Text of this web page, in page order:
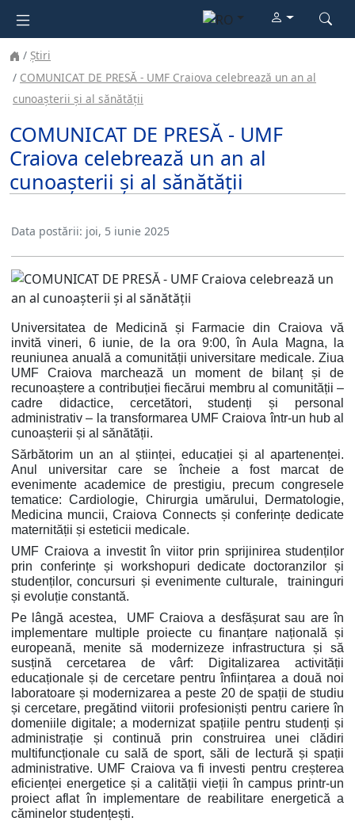
Știri
COMUNICAT DE PRESĂ - UMF Craiova celebrează un an al
cunoașterii și al sănătății
COMUNICAT DE PRESĂ - UMF
Craiova celebrează un an al
cunoașterii și al sănătății
Data postării: joi, 5 iunie 2025
Universitatea de Medicină și Farmacie din Craiova vă
invită vineri, 6 iunie, de la ora 9:00, în Aula Magna, la
reuniunea anuală a comunității universitare medicale. Ziua
UMF Craiova marchează un moment de bilanț și de
recunoaștere a contribuției fiecărui membru al comunității –
cadre didactice, cercetători, studenți și personal
administrativ – la transformarea UMF Craiova într-un hub al
cunoașterii și al sănătății.
Sărbătorim un an al științei, educației și al apartenenței.
Anul universitar care se încheie a fost marcat de
evenimente academice de prestigiu, precum congresele
tematice: Cardiologie, Chirurgia umărului, Dermatologie,
Medicina muncii, Craiova Connects și conferințe dedicate
maternității și esteticii medicale.
UMF Craiova a investit în viitor prin sprijinirea studenților
prin conferințe și workshopuri dedicate doctoranzilor și
studenților, concursuri și evenimente culturale, traininguri
și evoluție constantă.
Pe lângă acestea, UMF Craiova a desfășurat sau are în
implementare multiple proiecte cu finanțare națională și
europeană, menite să modernizeze infrastructura și să
susțină cercetarea de vârf: Digitalizarea activității
educaționale și de cercetare pentru înființarea a două noi
laboratoare și modernizarea a peste 20 de spații de studiu
și cercetare, pregătind viitorii profesioniști pentru cariere în
domeniile digitale; a modernizat spațiile pentru studenți și
administrație și continuă prin construirea unei clădiri
multifuncționale cu sală de sport, săli de lectură și spații
administrative. UMF Craiova va fi investi pentru creșterea
eficienței energetice și a calității vieții în campus printr-un
proiect aflat în implementare de reabilitare energetică a
căminelor studențești.